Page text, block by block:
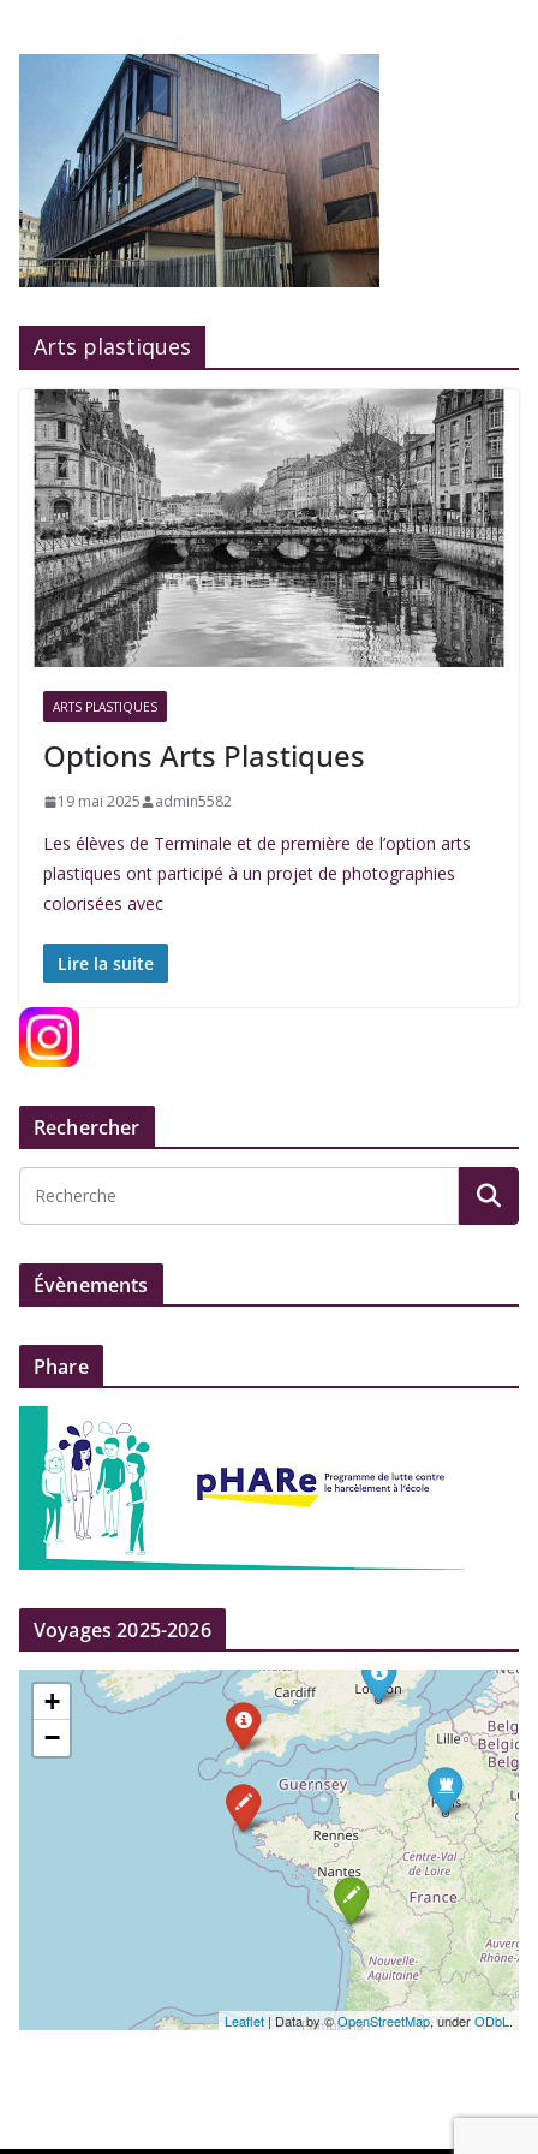
Arts plastiques
ARTS PLASTIQUES
Options Arts Plastiques
19 mai 2025 admin5582
Les élèves de Terminale et de première de l’option arts
plastiques ont participé à un projet de photographies
colorisées avec
Lire la suite
Rechercher
Évènements
Phare
Voyages 2025-2026